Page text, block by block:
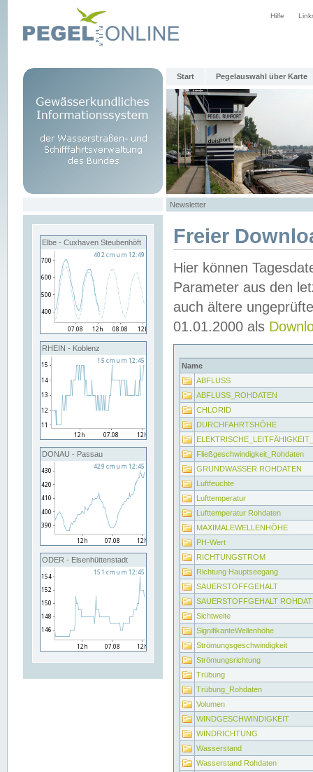
Hilfe
Start Pegelauswahl über Karte
Newsletter
Elbe - Cuxhaven Steubenhöft
RHEIN - Koblenz
DONAU - Passau
ODER - Eisenhüttenstadt
Freier
Hier können
Parameter aus den
auch ältere
01.01.2000 als
Name
ABFLUSS
ABFLUSS_ROHDATEN
CHLORID
DURCHFAHRTSHÖHE
Fließgeschwindigkeit_Rohdaten
GRUNDWASSER ROHDATEN
Luftfeuchte
Lufttemperatur
Lufttemperatur Rohdaten
MAXIMALEWELLENHÖHE
PH-Wert
RICHTUNGSTROM
Richtung Hauptseegang
SAUERSTOFFGEHALT
SAUERSTOFFGEHALT
Sichtweite
SignifikanteWellenhöhe
Strömungsgeschwindigkeit
Strömungsrichtung
Trübung
Trübung_Rohdaten
Volumen
WINDGESCHWINDIGKEIT
WINDRICHTUNG
Wasserstand
Wasserstand Rohdaten